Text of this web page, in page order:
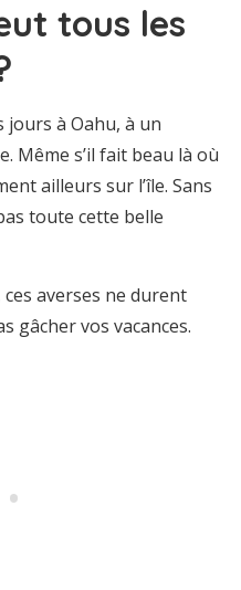
tous les
à Oahu, à un
Même s’il fait beau là où
ailleurs sur l’île. Sans
toute cette belle
averses ne durent
gâcher vos vacances.